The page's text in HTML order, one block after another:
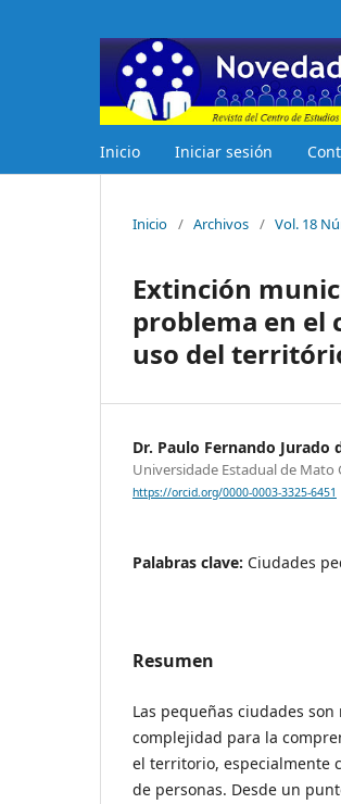
Inicio Iniciar sesión
Inicio / Archivos / Vol. 18
Extinción
problema en el
uso del
Dr. Paulo Fernando Jurado
Universidade Estadual de Mato
https://orcid.org/0000-0003-3325-6451
Palabras clave: Ciudades
Resumen
Las pequeñas ciudades
complejidad para la
el territorio, especialmente
de personas. Desde un